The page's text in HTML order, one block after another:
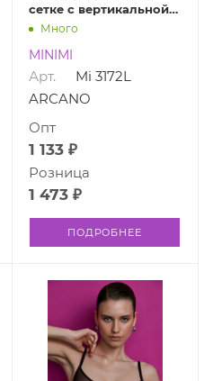
сетке с вертикальной
вытачкой) Mi 3172L
Много
MINIMI
Арт.
Mi 3172L
ARCANO
1 133 ₽
Опт
1 473 ₽
Розница
ПОДРОБНЕЕ